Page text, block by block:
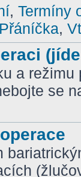
, Termíny
Přáníčka,
a režimu
se